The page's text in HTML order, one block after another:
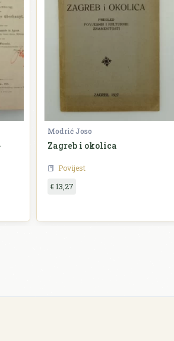
Modrić Joso
Zagreb i okolica
Povijest
€ 13,27